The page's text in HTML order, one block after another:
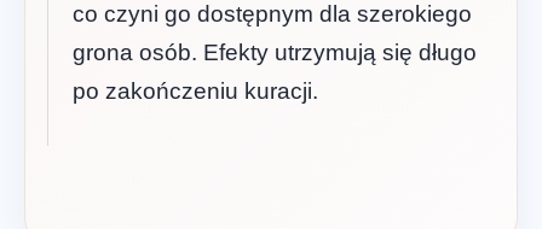
co czyni go dostępnym dla szerokiego
grona osób. Efekty utrzymują się długo
po zakończeniu kuracji.